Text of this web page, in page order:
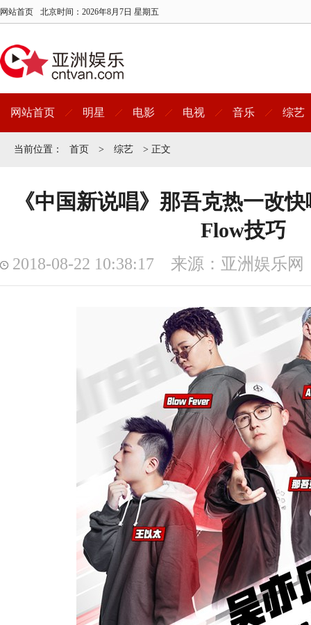
网站首页 北京时间： 2026年8月7日 星期五
网站首页 明星 电影 电视 音乐 综艺
当前位置： 首页 > 综艺 > 正文
《中国新说唱》那吾克热一改
Flow技巧
2018-08-22 10:38:17 来源：亚洲娱乐网